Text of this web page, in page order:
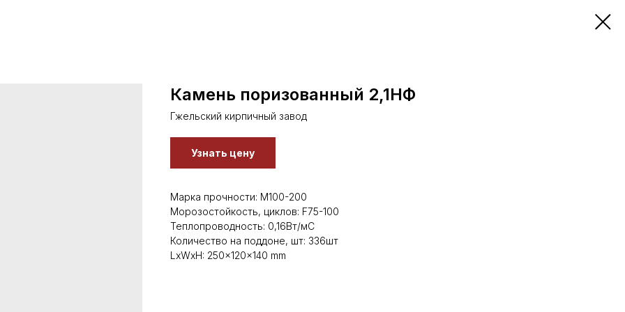
Камень поризованный 2,1НФ
Гжельский кирпичный завод
Узнать цену
Марка прочности: М100-200
Морозостойкость, циклов: F75-100
Теплопроводность: 0,16Вт/мС
Количество на поддоне, шт: 336шт
LxWxH: 250x120x140 mm